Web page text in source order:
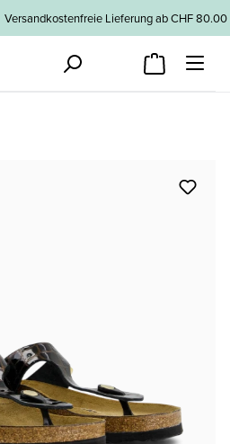
Versandkostenfreie Lieferung ab CHF